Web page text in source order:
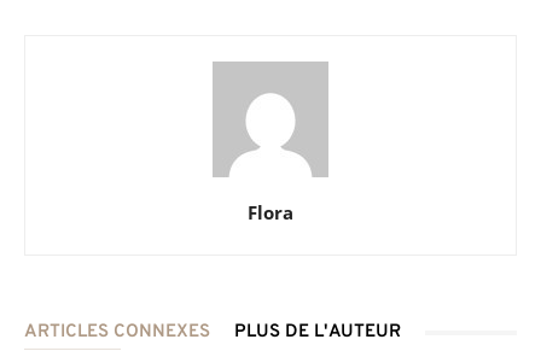
Flora
ARTICLES CONNEXES PLUS DE L'AUTEUR